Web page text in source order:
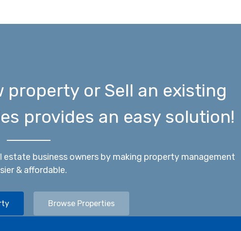
property or Sell an existing
provides an easy solution!
business owners by making property management
& affordable.
Browse Properties